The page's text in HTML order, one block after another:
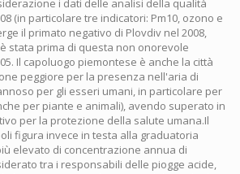
(in particolare tre indicatori: Pm10, ozono e
il primato negativo di Plovdiv nel 2008,
stata prima di questa non onorevole
Il capoluogo piemontese è anche la città
peggiore per la presenza nell'aria di
per gli esseri umani, in particolare per
per piante e animali), avendo superato in
per la protezione della salute umana.Il
figura invece in testa alla graduatoria
elevato di concentrazione annua di
tra i responsabili delle piogge acide,